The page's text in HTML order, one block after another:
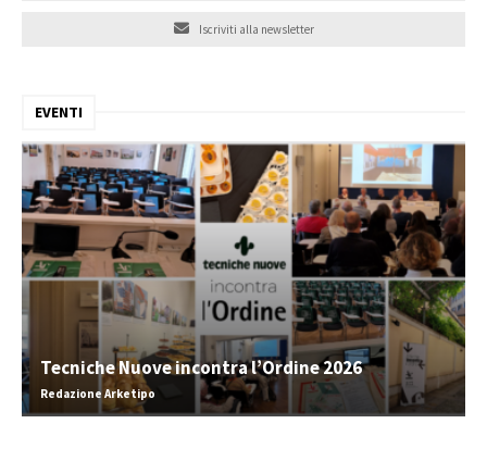
Iscriviti alla newsletter
EVENTI
Tecniche Nuove incontra l’Ordine 2026
Redazione Arketipo